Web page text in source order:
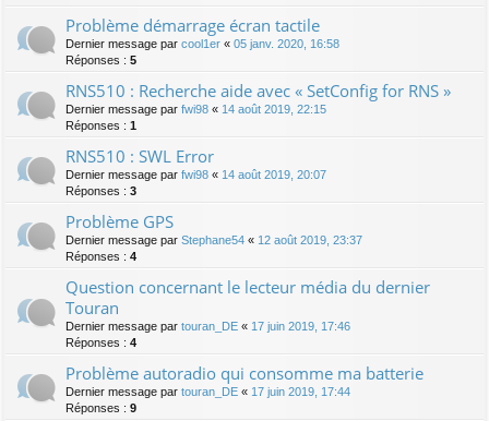
Problème démarrage écran tactile
Dernier message par cool1er « 05 janv. 2020, 16:58
Réponses : 5
RNS510 : Recherche aide avec « SetConfig for RNS »
Dernier message par fwi98 « 14 août 2019, 22:15
Réponses : 1
RNS510 : SWL Error
Dernier message par fwi98 « 14 août 2019, 20:07
Réponses : 3
Problème GPS
Dernier message par Stephane54 « 12 août 2019, 23:37
Réponses : 4
Question concernant le lecteur média du dernier
Touran
Dernier message par touran_DE « 17 juin 2019, 17:46
Réponses : 4
Problème autoradio qui consomme ma batterie
Dernier message par touran_DE « 17 juin 2019, 17:44
Réponses : 9